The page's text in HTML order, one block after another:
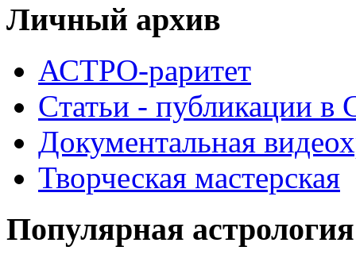
Личный архив
АСТРО-раритет
Cтатьи - публикации
Документальная
Творческая мастерская
Популярная астрология